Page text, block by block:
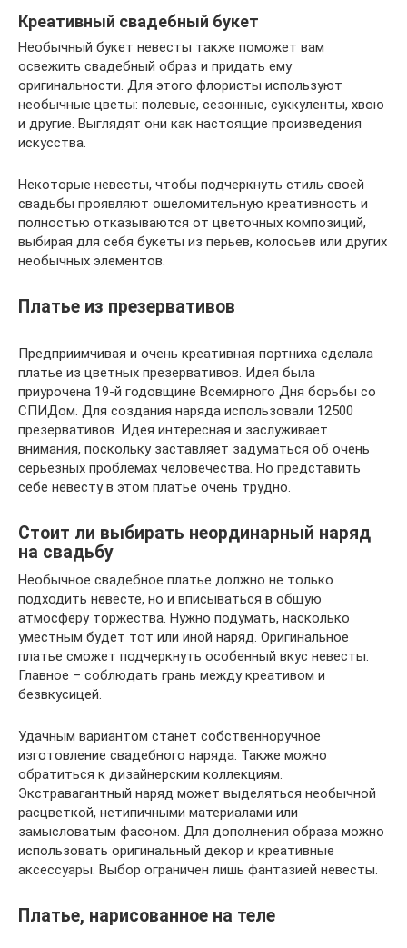
Креативный свадебный букет
Необычный букет невесты также поможет вам
освежить свадебный образ и придать ему
оригинальности. Для этого флористы используют
необычные цветы: полевые, сезонные, суккуленты, хвою
и другие. Выглядят они как настоящие произведения
искусства.
Некоторые невесты, чтобы подчеркнуть стиль своей
свадьбы проявляют ошеломительную креативность и
полностью отказываются от цветочных композиций,
выбирая для себя букеты из перьев, колосьев или других
необычных элементов.
Платье из презервативов
Предприимчивая и очень креативная портниха сделала
платье из цветных презервативов. Идея была
приурочена 19-й годовщине Всемирного Дня борьбы со
СПИДом. Для создания наряда использовали 12500
презервативов. Идея интересная и заслуживает
внимания, поскольку заставляет задуматься об очень
серьезных проблемах человечества. Но представить
себе невесту в этом платье очень трудно.
Стоит ли выбирать неординарный наряд
на свадьбу
Необычное свадебное платье должно не только
подходить невесте, но и вписываться в общую
атмосферу торжества. Нужно подумать, насколько
уместным будет тот или иной наряд. Оригинальное
платье сможет подчеркнуть особенный вкус невесты.
Главное – соблюдать грань между креативом и
безвкусицей.
Удачным вариантом станет собственноручное
изготовление свадебного наряда. Также можно
обратиться к дизайнерским коллекциям.
Экстравагантный наряд может выделяться необычной
расцветкой, нетипичными материалами или
замысловатым фасоном. Для дополнения образа можно
использовать оригинальный декор и креативные
аксессуары. Выбор ограничен лишь фантазией невесты.
Платье, нарисованное на теле